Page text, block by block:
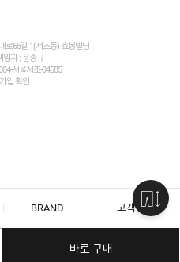
바로 구매
로65길 1(서초동) 효봉빌딩
임자 : 윤종규
서울서초-04585
입 확인
BRAND 고객센터